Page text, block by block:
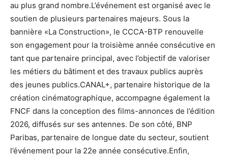
au plus grand nombre.L’événement est organisé avec le
soutien de plusieurs partenaires majeurs. Sous la
bannière «La Construction», le CCCA-BTP renouvelle
son engagement pour la troisième année consécutive en
tant que partenaire principal, avec l’objectif de valoriser
les métiers du bâtiment et des travaux publics auprès
des jeunes publics.CANAL+, partenaire historique de la
création cinématographique, accompagne également la
FNCF dans la conception des films-annonces de l’édition
2026, diffusés sur ses antennes. De son côté, BNP
Paribas, partenaire de longue date du secteur, soutient
l’événement pour la 22e année consécutive.Enfin,